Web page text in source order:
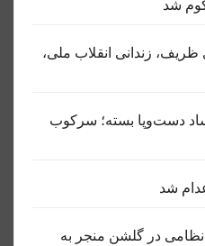
زندانی انقلاب ملی،
دست‌وپا بسته؛ سرکوب
شد
نظامی در گلشن منجر به